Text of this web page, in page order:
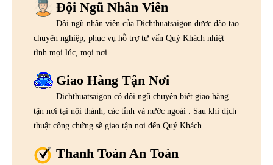
Đội Ngũ Nhân Viên
Đội ngũ nhân viên của Dichthuatsaigon được đào tạo
chuyên nghiệp, phục vụ hỗ trợ tư vấn Quý Khách nhiệt
tình mọi lúc, mọi nơi.
Giao Hàng Tận Nơi
Dichthuatsaigon có đội ngũ chuyên biệt giao hàng
tận nơi tại nội thành, các tỉnh và nước ngoài . Sau khi dịch
thuật công chứng sẽ giao tận nơi đến Quý Khách.
Thanh Toán An Toàn